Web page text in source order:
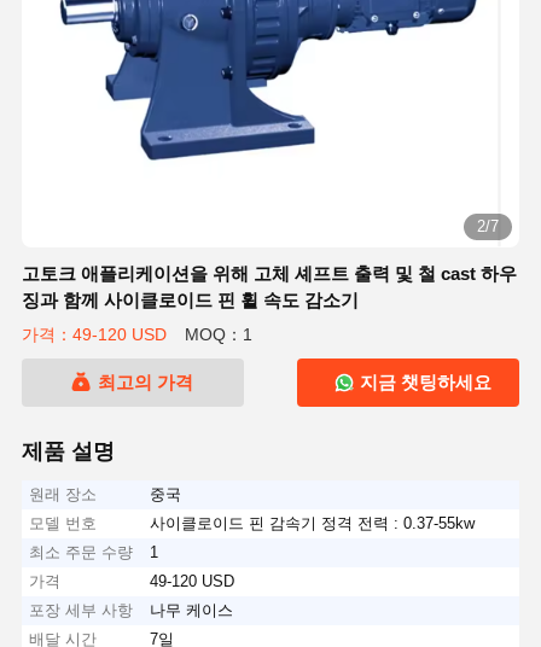
2/7
고토크 애플리케이션을 위해 고체 셰프트 출력 및 철 cast 하우
징과 함께 사이클로이드 핀 휠 속도 감소기
가격：49-120 USD MOQ：1
최고의 가격 지금 챗팅하세요
제품 설명
원래 장소
중국
모델 번호
사이클로이드 핀 감속기 정격 전력 : 0.37-55kw
최소 주문 수량
1
가격
49-120 USD
포장 세부 사항
나무 케이스
배달 시간
7일